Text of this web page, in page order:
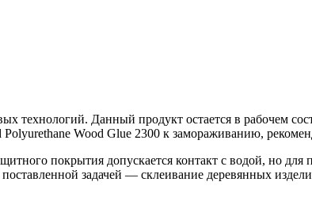
Данный продукт остается в рабочем
Wood Glue 2300 к замораживанию,
покрытия допускается контакт с водой, но
задачей — склеивание деревянных